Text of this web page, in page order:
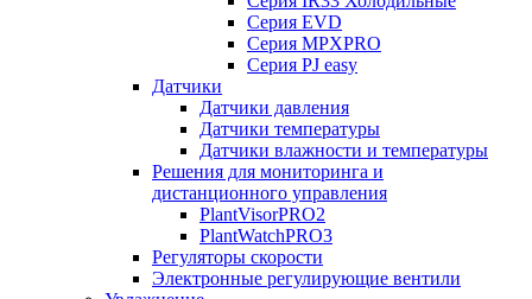
Серия EVD
Серия MPXPRO
Серия PJ easy
Датчики
Датчики давления
Датчики температуры
Датчики влажности и температуры
Решения для мониторинга и
дистанционного управления
PlantVisorPRO2
PlantWatchPRO3
Регуляторы скорости
Электронные регулирующие вентили